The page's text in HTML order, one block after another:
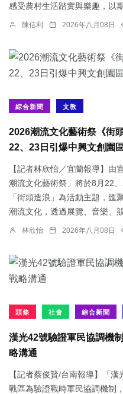
感受農村生活踏實與樂趣，以期
陳信利 2026年八月08日
綜合新聞 文教
2026潮流文化藝術祭《街
22、23日引爆中興文創園
【記者林欣怡／宜蘭報導】
潮流文化藝術祭」將於8月22
「街頭造浪」為活動主題，
潮流文化，透過展覽、音樂、競
林欣怡 2026年八月08日
頭條 社會 綜合新聞
漢光42號驗證軍民協調機
略溝通
【記者蔡俊賢/台南報導】「
戰區為驗證戰時軍民協調機制